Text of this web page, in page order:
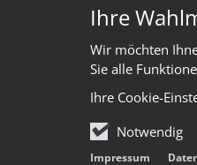
Ihre
Wir möchten
Sie alle
Ihre Cookie-
Notwendig
Impressum